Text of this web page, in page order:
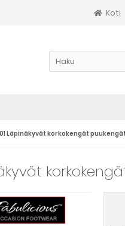
Koti
Läpinäkyvät korkokengät puukengät